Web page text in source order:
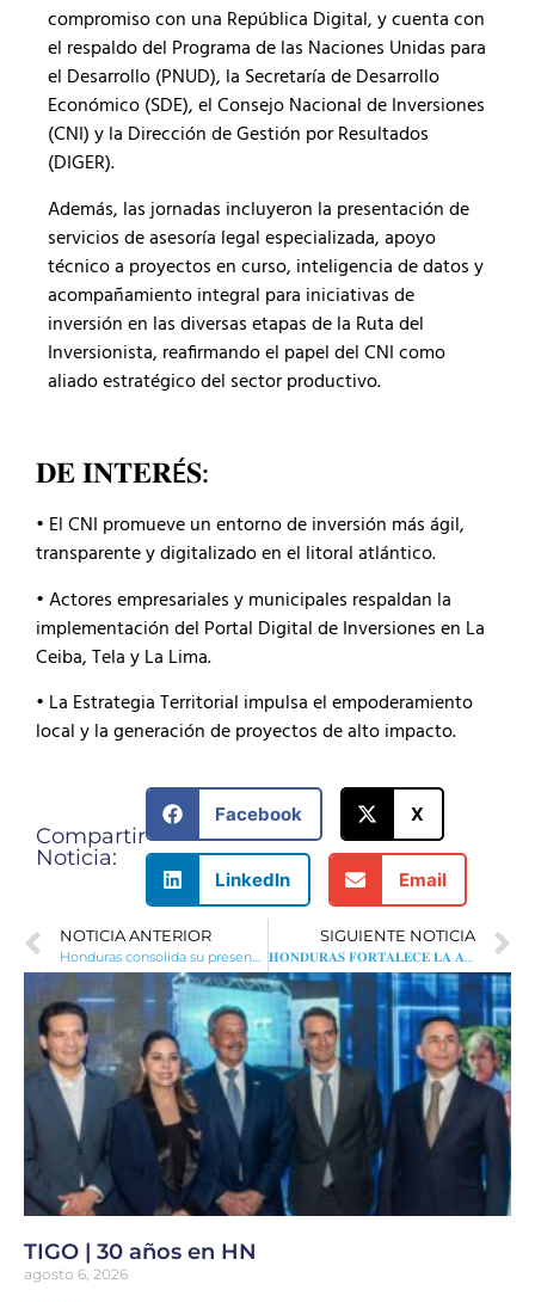
compromiso con una República Digital, y cuenta con
el respaldo del Programa de las Naciones Unidas para
el Desarrollo (PNUD), la Secretaría de Desarrollo
Económico (SDE), el Consejo Nacional de Inversiones
(CNI) y la Dirección de Gestión por Resultados
(DIGER).
Además, las jornadas incluyeron la presentación de
servicios de asesoría legal especializada, apoyo
técnico a proyectos en curso, inteligencia de datos y
acompañamiento integral para iniciativas de
inversión en las diversas etapas de la Ruta del
Inversionista, reafirmando el papel del CNI como
aliado estratégico del sector productivo.
𝐃𝐄 𝐈𝐍𝐓𝐄𝐑É𝐒:
• El CNI promueve un entorno de inversión más ágil,
transparente y digitalizado en el litoral atlántico.
• Actores empresariales y municipales respaldan la
implementación del Portal Digital de Inversiones en La
Ceiba, Tela y La Lima.
• La Estrategia Territorial impulsa el empoderamiento
local y la generación de proyectos de alto impacto.
Compartir
Noticia:
Facebook X
LinkedIn Email
NOTICIA ANTERIOR
Honduras consolida su presencia global con más de $58 millones en nuevas inversiones durante el primer trimestre de 2025
SIGUIENTE NOTICIA
𝐇𝐎𝐍𝐃𝐔𝐑𝐀𝐒 𝐅𝐎𝐑𝐓𝐀𝐋𝐄𝐂𝐄 𝐋𝐀 𝐀𝐌𝐈𝐒𝐓𝐀𝐃 𝐘 𝐂𝐎𝐎𝐏𝐄𝐑𝐀𝐂𝐈𝐎́𝐍 𝐂𝐎𝐌𝐄𝐑𝐂𝐈𝐀𝐋 𝐂𝐎𝐍 𝐄𝐄.𝐔𝐔.
TIGO | 30 años en HN
agosto 6, 2026